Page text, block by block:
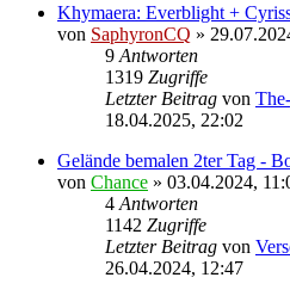
Khymaera: Everblight +
von SaphyronCQ »
9 Antworten
1319 Zugriffe
Letzter Beitrag von
18.04.2025, 22:02
Gelände bemalen 2ter Tag -
von Chance » 03.04.2024,
4 Antworten
1142 Zugriffe
Letzter Beitrag von
26.04.2024, 12:47